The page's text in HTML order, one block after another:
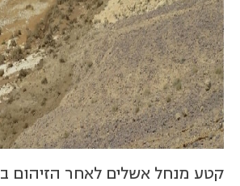
קטע מנחל אשלים לאחר הזיהום